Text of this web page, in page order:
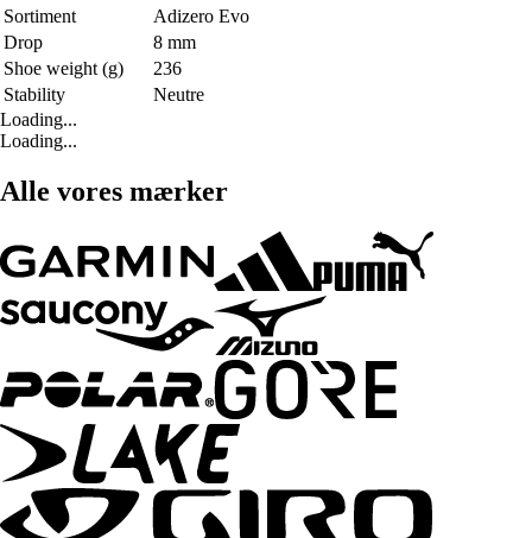
Sortiment
Adizero Evo
Drop
8 mm
Shoe weight (g)
236
Stability
Neutre
Loading...
Loading...
Alle vores mærker